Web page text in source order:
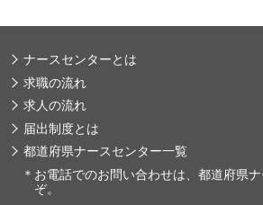
ナースセンターとは
求職の流れ
求人の流れ
届出制度とは
都道府県ナースセンター一覧
＊ お電話でのお問い合わせは、都道府県
ぞ。